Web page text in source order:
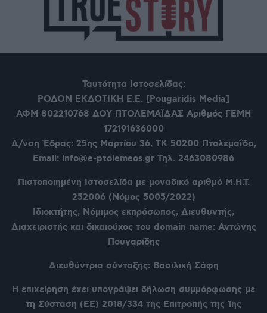
Ταυτότητα Ιστοσελίδας:
ΡΟΔΟΝ ΕΚΔΟΤΙΚΗ Ε.Ε. [Pougaridis Media]
ΑΦΜ 802210768 ΔΟΥ ΠΤΟΛΕΜΑΪΔΑΣ Αριθμός ΓΕΜΗ
172191636000
Δ/νση Έδρας: 25ης Μαρτίου 36, ΤΚ 50200 Πτολεμαΐδα,
Email: info@e-ptolemeos.gr Τηλ. 2463080986
Πιστοποιημένη Ιστοσελίδα με μοναδικό αριθμό Μ.Η.Τ.
252006 (Νόμος 5005/2022)
Ιδιοκτήτης, Νόμιμος εκπρόσωπος, Διευθυντής,
Διαχειριστής και δικαιούχος του domain name: Αντώνης
Πουγαρίδης
Διευθύντρια σύνταξης: Βασιλική Σάφη
Η επιχείρηση έχει υπογράψει δήλωση συμμόρφωσης με
τη Σύσταση (ΕΕ) 2018/334 της Επιτροπής της 1ης